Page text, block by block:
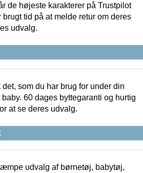
de højeste karakterer på Trustpilot
tid på at melde retur om deres
udvalg.
som du har brug for under din
60 dages byttegaranti og hurtig
at se deres udvalg.
udvalg af børnetøj, babytøj,